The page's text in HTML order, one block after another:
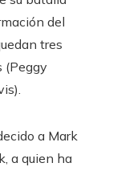
del
tres
(Peggy
a Mark
a quien ha